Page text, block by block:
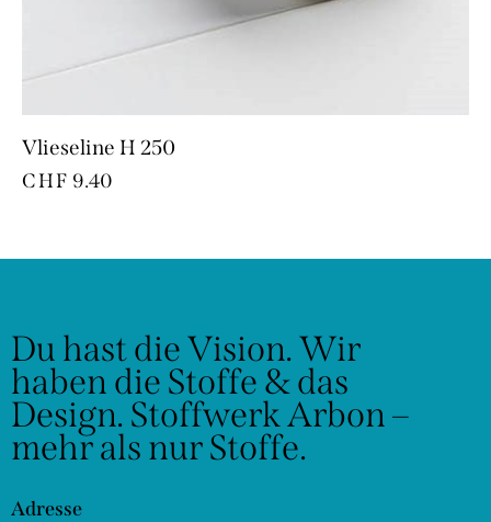
Vlieseline H 250
CHF 9.40
Du hast die Vision.Wir
haben die Stoffe & das
Design. Stoffwerk Arbon –
mehr als nur Stoffe.
Adresse